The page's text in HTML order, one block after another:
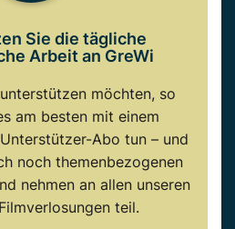
Sie die tägliche
Arbeit an GreWi
möchten, so
am besten mit einem
Abo tun – und
noch themenbezogenen
nehmen an allen unseren
teil.